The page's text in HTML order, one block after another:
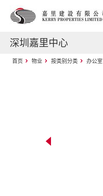
深圳嘉里中心
首页 物业 按类别分类 办公室